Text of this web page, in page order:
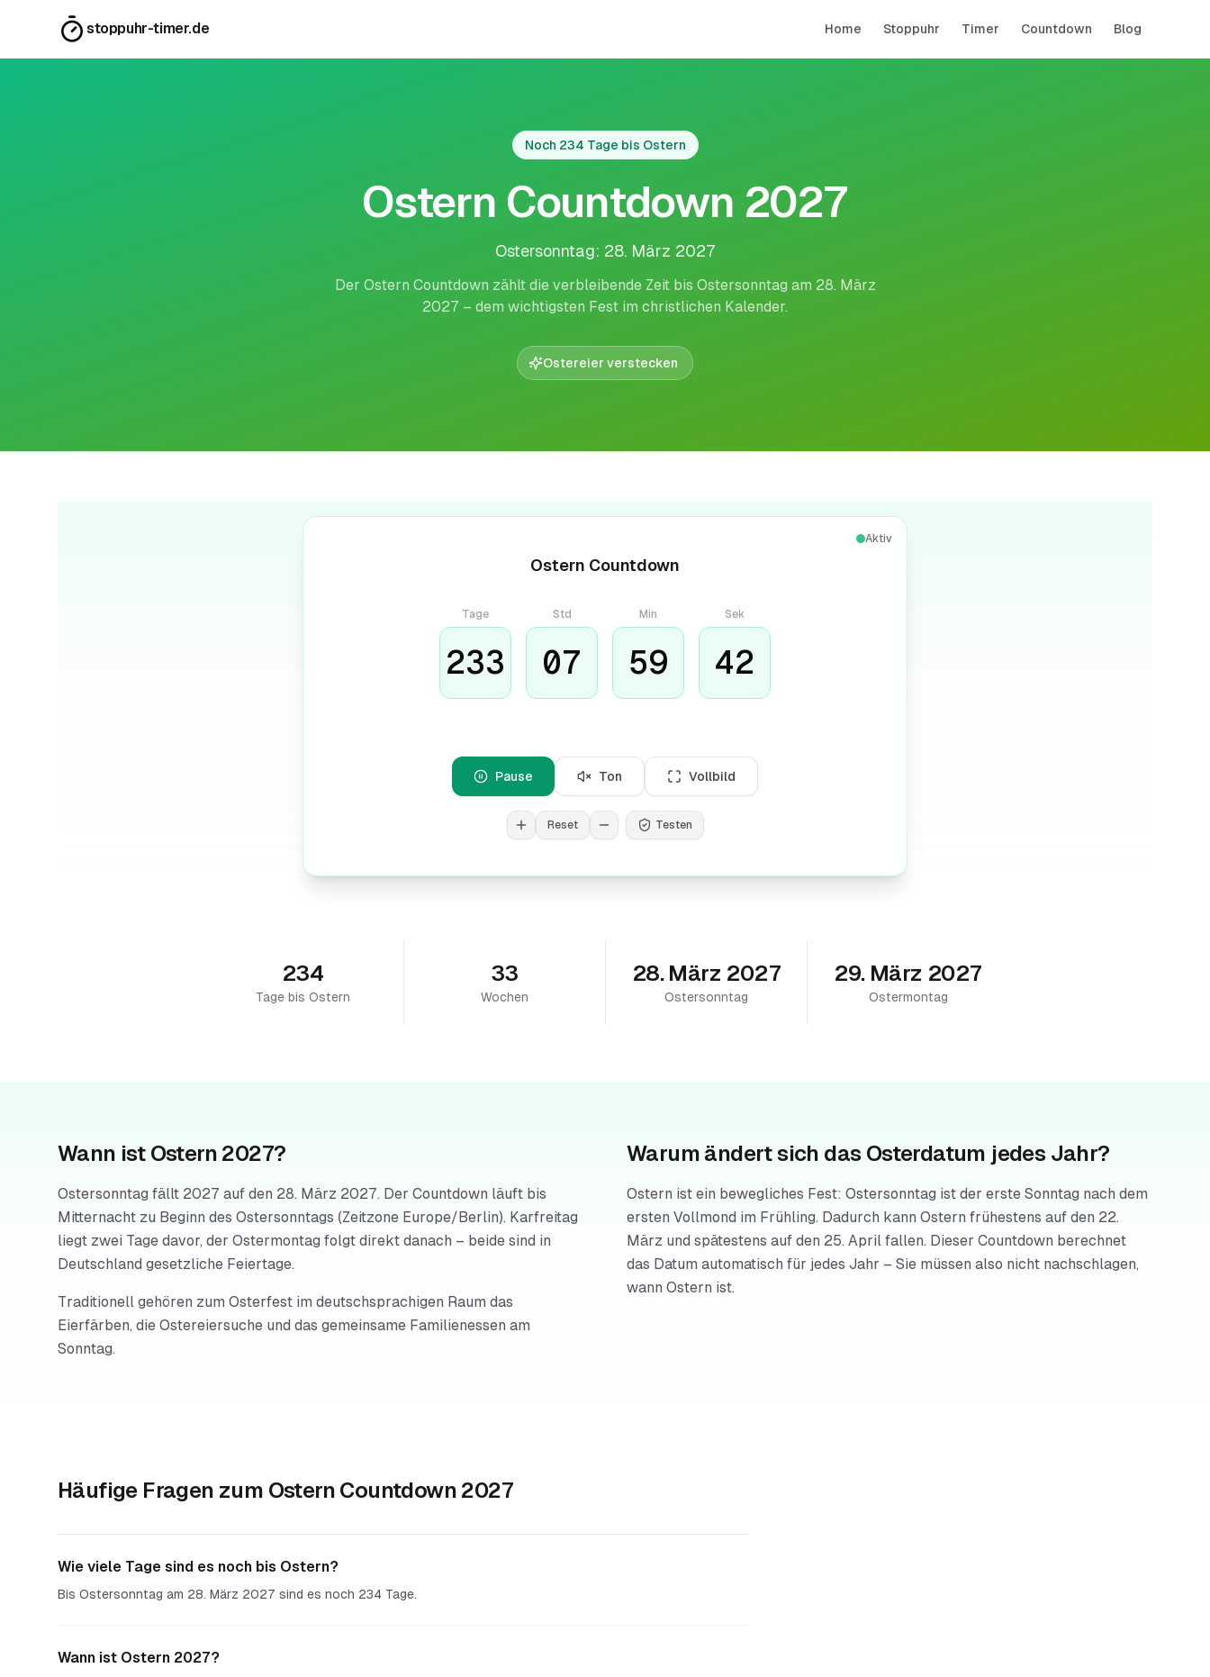
stoppuhr-timer.de Home Stoppuhr Timer Countdown Blog
Noch 234 Tage bis Ostern
Ostern Countdown 2027
Ostersonntag: 28. März 2027
Der Ostern Countdown zählt die verbleibende Zeit bis Ostersonntag am 28. März
2027 – dem wichtigsten Fest im christlichen Kalender.
Ostereier verstecken
Aktiv
Ostern Countdown
Tage
233
Std
07
Min
59
Sek
41
Pause Ton Vollbild
Reset Testen
Tage bis Ostern
234
Wochen
33
Ostersonntag
28. März 2027
Ostermontag
29. März 2027
Wann ist Ostern 2027?
Ostersonntag fällt 2027 auf den 28. März 2027. Der Countdown läuft bis
Mitternacht zu Beginn des Ostersonntags (Zeitzone Europe/Berlin). Karfreitag
liegt zwei Tage davor, der Ostermontag folgt direkt danach – beide sind in
Deutschland gesetzliche Feiertage.
Traditionell gehören zum Osterfest im deutschsprachigen Raum das
Eierfärben, die Ostereiersuche und das gemeinsame Familienessen am
Sonntag.
Warum ändert sich das Osterdatum jedes Jahr?
Ostern ist ein bewegliches Fest: Ostersonntag ist der erste Sonntag nach dem
ersten Vollmond im Frühling. Dadurch kann Ostern frühestens auf den 22.
März und spätestens auf den 25. April fallen. Dieser Countdown berechnet
das Datum automatisch für jedes Jahr – Sie müssen also nicht nachschlagen,
wann Ostern ist.
Häufige Fragen zum Ostern Countdown 2027
Wie viele Tage sind es noch bis Ostern?
Bis Ostersonntag am 28. März 2027 sind es noch 234 Tage.
Wann ist Ostern 2027?